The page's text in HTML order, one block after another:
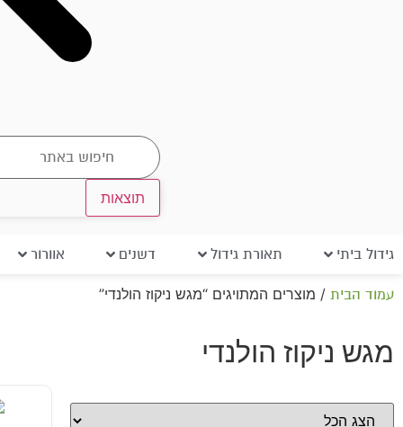
תוצאות
גידול ביתי תאורת גידול דשנים אוורור
עמוד הבית / מוצרים המתויגים “מגש ניקוז הולנדי”
מגש ניקוז הולנדי